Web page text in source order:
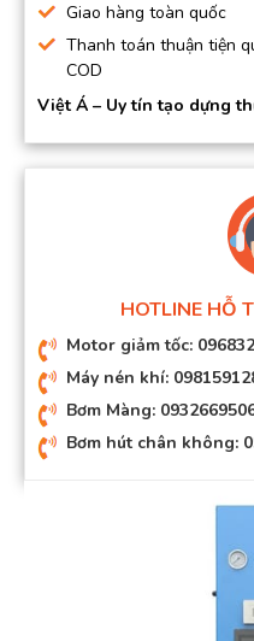
Giao hàng toàn quốc
Thanh toán thuận tiện
COD
Việt Á – Uy tín tạo dựng
HOTLINE HỖ
Motor giảm tốc:
Máy nén khí:
Bơm Màng:
Bơm hút chân không: